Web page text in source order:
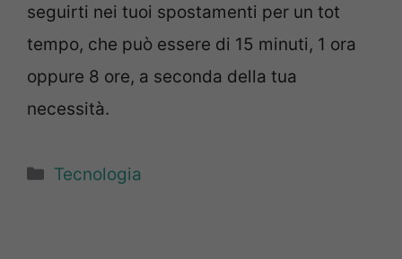
seguirti nei tuoi spostamenti per un tot
tempo, che può essere di 15 minuti, 1 ora
oppure 8 ore, a seconda della tua
necessità.
Categorie
Tecnologia